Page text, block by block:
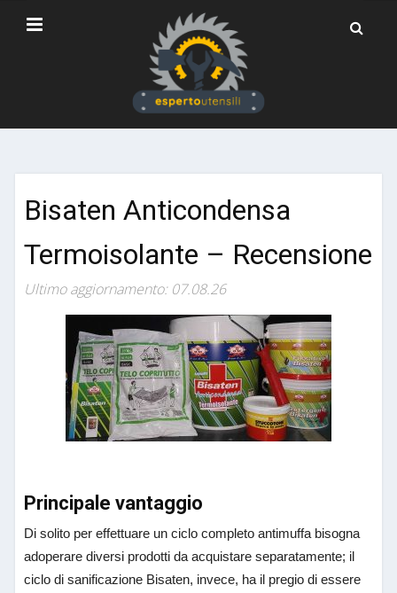
Bisaten Anticondensa
Termoisolante – Recensione
Ultimo aggiornamento: 07.08.26
Principale vantaggio
Di solito per effettuare un ciclo completo antimuffa bisogna
adoperare diversi prodotti da acquistare separatamente; il
ciclo di sanificazione Bisaten, invece, ha il pregio di essere